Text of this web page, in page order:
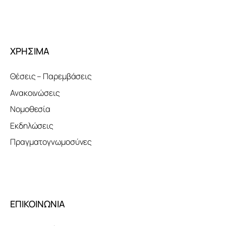
ΧΡΗΣΙΜΑ
Θέσεις – Παρεμβάσεις
Ανακοινώσεις
Νομοθεσία
Εκδηλώσεις
Πραγματογνωμοσύνες
ΕΠΙΚΟΙΝΩΝΙΑ